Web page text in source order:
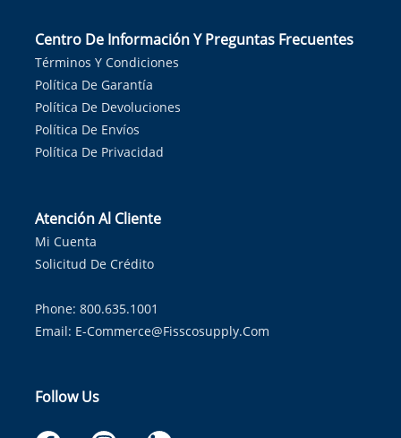
Centro De Información Y Preguntas Frecuentes
Términos Y Condiciones
Política De Garantía
Política De Devoluciones
Política De Envíos
Política De Privacidad
Atención Al Cliente
Mi Cuenta
Solicitud De Crédito
Phone: 800.635.1001
Email: E-Commerce@fisscosupply.com
Follow Us